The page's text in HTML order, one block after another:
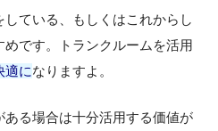
ている、もしくはこれからし
です。トランクルームを活用
適になりますよ。
る場合は十分活用する価値が